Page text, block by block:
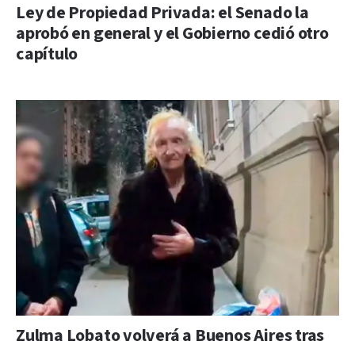
Ley de Propiedad Privada: el Senado la
aprobó en general y el Gobierno cedió otro
capítulo
Zulma Lobato volverá a Buenos Aires tras